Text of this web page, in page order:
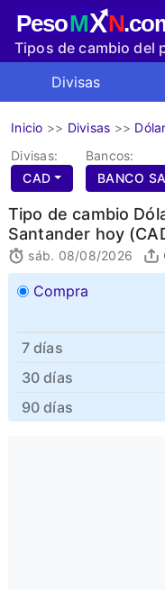
PesoMXN
Tipos de cambio del
Divisas
Inicio >> Divisas >>
Divisas:
CAD
Bancos:
BANCO
Tipo de cambio
Santander hoy
sáb. 08/08/2026
Compra
7 días
30 días
90 días